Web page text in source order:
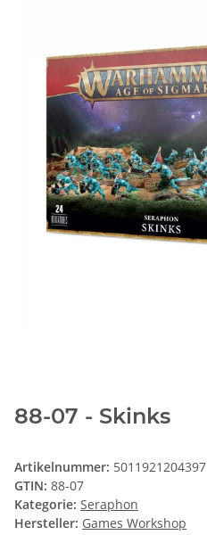
88-07 - Skinks
Artikelnummer: 5011921204397
GTIN: 88-07
Kategorie: Seraphon
Hersteller: Games Workshop